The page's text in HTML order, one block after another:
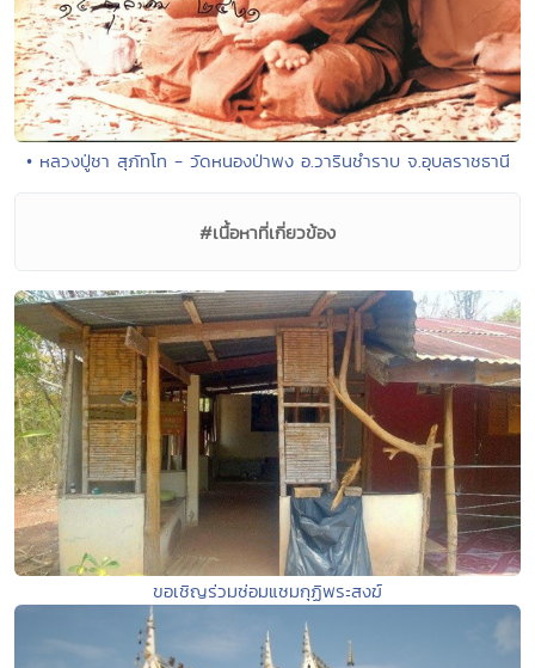
• หลวงปู่ชา สุภัทโท - วัดหนองป่าพง อ.วารินชำราบ จ.อุบลราชธานี
#เนื้อหาที่เกี่ยวข้อง
ขอเชิญร่วมซ่อมแซมกุฏิพระสงฆ์